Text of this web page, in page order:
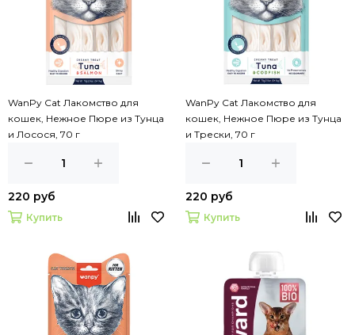
WanPy Cat Лакомство для
кошек, Нежное Пюре из Тунца
и Лосося, 70 г
220 руб
Купить
WanPy Cat Лакомство для
кошек, Нежное Пюре из Тунца
и Трески, 70 г
220 руб
Купить